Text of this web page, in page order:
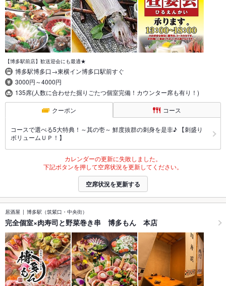
【博多駅前店】歓送迎会にも最適★
博多駅博多口→東横イン博多口駅前すぐ
3000円～4000円
135席(人数に合わせた掘りごたつ個室完備！カウンター席も有り！)
クーポン コース
コースで選べる5大特典！～其の壱～ 鮮度抜群の刺身を是非♪ 【刺盛り
ボリュームＵＰ！】
カレンダーの更新に失敗しました。
下記ボタンを押して空席状況を更新してください。
空席状況を更新する
居酒屋 博多駅（筑紫口・中央街）
完全個室×肉寿司と野菜巻き串 博多もん 本店